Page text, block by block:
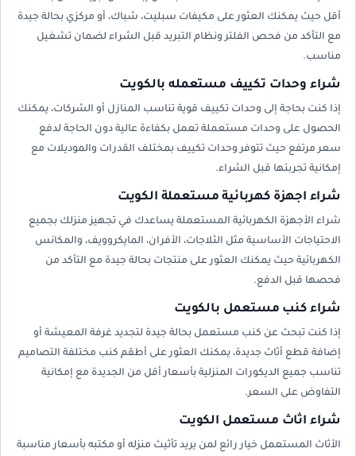
أقل حيث يمكنك العثور على مكيفات سبليت، شباك، أو مركزي بحالة جيدة
مع التأكد من فحص الفلتر ونظام التبريد قبل الشراء لضمان تشغيل
مناسب.
شراء وحدات تكييف مستعمله بالكويت
إذا كنت بحاجة إلى وحدات تكييف قوية تناسب المنازل أو الشركات، يمكنك
الحصول على وحدات مستعملة تعمل بكفاءة عالية دون الحاجة لدفع
سعر مرتفع حيث تتوفر وحدات تكييف بمختلف القدرات والموديلات مع
إمكانية تجربتها قبل الشراء.
شراء اجهزة كهربائية مستعملة الكويت
شراء الأجهزة الكهربائية المستعملة يساعدك في تجهيز منزلك بجميع
الاحتياجات الأساسية مثل الثلاجات، الأفران، المايكروويف، والمكانس
الكهربائية حيث يمكنك العثور على منتجات بحالة جيدة مع التأكد من
فحصها قبل الدفع.
شراء كنب مستعمل بالكويت
إذا كنت تبحث عن كنب مستعمل بحالة جيدة لتجديد غرفة المعيشة أو
إضافة قطع أثاث جديدة، يمكنك العثور على أطقم كنب مختلفة التصاميم
تناسب جميع الديكورات المنزلية بأسعار أقل من الجديدة مع إمكانية
التفاوض على السعر.
شراء اثاث مستعمل الكويت
الأثاث المستعمل خيار رائع لمن يريد تأثيث منزله أو مكتبه بأسعار مناسبة